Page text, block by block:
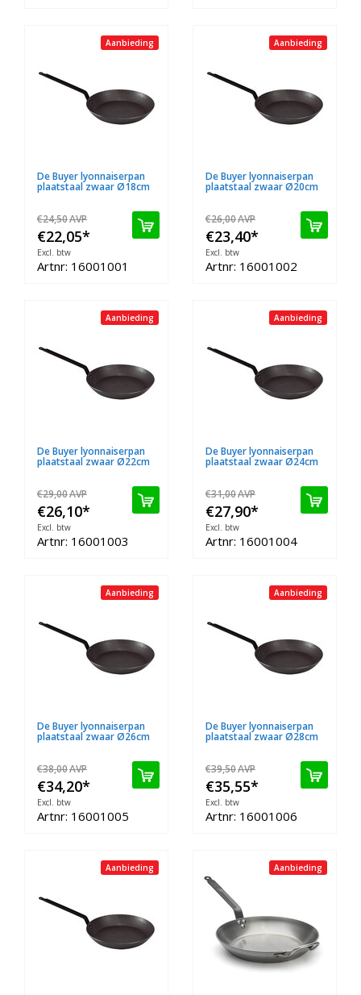
Aanbieding
De Buyer lyonnaiserpan
plaatstaal zwaar Ø18cm
€24,50AVP
€22,05*
Excl. btw
Artnr: 16001001
Aanbieding
De Buyer lyonnaiserpan
plaatstaal zwaar Ø20cm
€26,00AVP
€23,40*
Excl. btw
Artnr: 16001002
Aanbieding
De Buyer lyonnaiserpan
plaatstaal zwaar Ø22cm
€29,00AVP
€26,10*
Excl. btw
Artnr: 16001003
Aanbieding
De Buyer lyonnaiserpan
plaatstaal zwaar Ø24cm
€31,00AVP
€27,90*
Excl. btw
Artnr: 16001004
Aanbieding
De Buyer lyonnaiserpan
plaatstaal zwaar Ø26cm
€38,00AVP
€34,20*
Excl. btw
Artnr: 16001005
Aanbieding
De Buyer lyonnaiserpan
plaatstaal zwaar Ø28cm
€39,50AVP
€35,55*
Excl. btw
Artnr: 16001006
Aanbieding Aanbieding